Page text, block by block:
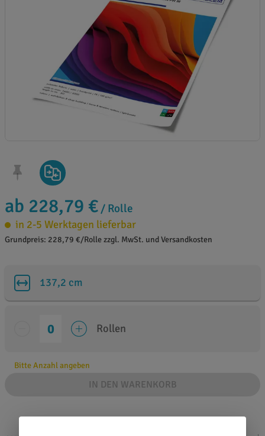
ab 228,79 € / Rolle
in 2-5 Werktagen lieferbar
Grundpreis: 228,79 €/Rolle zzgl. MwSt. und Versandkosten
137,2 cm
Rollen
Bitte Anzahl angeben
IN DEN WARENKORB